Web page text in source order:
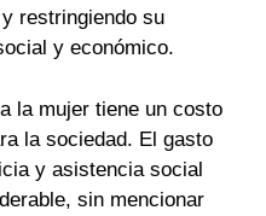
restringiendo su
y económico.
la mujer tiene un costo
la sociedad. El gasto
y asistencia social
sin mencionar